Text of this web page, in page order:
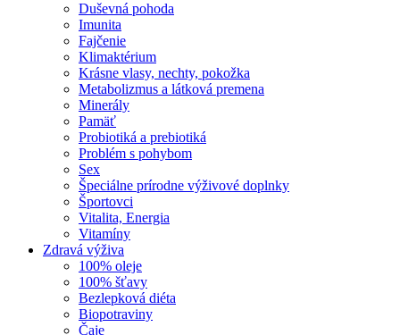
Duševná pohoda
Imunita
Fajčenie
Klimaktérium
Krásne vlasy, nechty, pokožka
Metabolizmus a látková premena
Minerály
Pamäť
Probiotiká a prebiotiká
Problém s pohybom
Sex
Špeciálne prírodne výživové doplnky
Športovci
Vitalita, Energia
Vitamíny
Zdravá výživa
100% oleje
100% šťavy
Bezlepková diéta
Biopotraviny
Čaje